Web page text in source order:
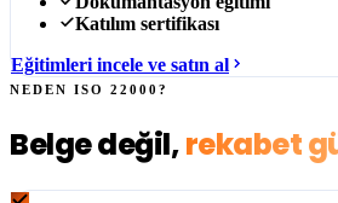
Katılım sertifikası
Eğitimleri incele ve satın al
NEDEN ISO 22000 ?
Belge değil,rekabet